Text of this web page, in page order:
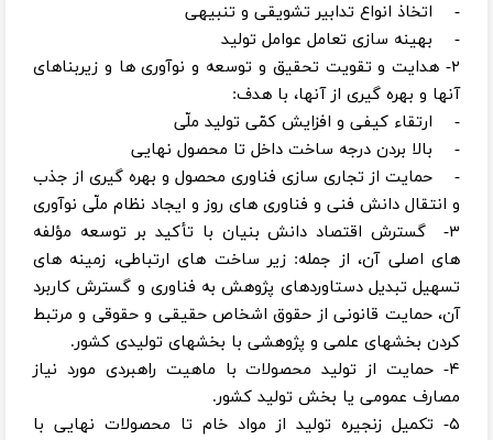
- اتخاذ انواع تدابیر تشویقی و تنبیهی
- بهینه سازی تعامل عوامل تولید
۲- هدایت و تقویت تحقیق و توسعه و نوآوری ‌ها و زیربناهای
آنها و بهره‌ گیری از آنها، با هدف:
- ارتقاء کیفی و افزایش کمّی تولید ملّی
- بالا بردن درجه ساخت داخل تا محصول نهایی
- حمایت از تجاری سازی فناوری محصول و بهره‌ گیری از جذب
و انتقال دانش فنی و فناوری‌ های روز و ایجاد نظام ملّی نوآوری
۳- گسترش اقتصاد دانش بنیان با تأکید بر توسعه مؤلفه‌
های اصلی آن، از جمله: زیر ساخت ‌های ارتباطی، زمینه‌ های
تسهیل تبدیل دستاوردهای پژوهش به فناوری و گسترش کاربرد
آن، حمایت قانونی از حقوق اشخاص حقیقی و حقوقی و مرتبط
کردن بخشهای علمی و پژوهشی با بخشهای تولیدی کشور.
۴- حمایت از تولید محصولات با ماهیت راهبردی مورد نیاز
مصارف عمومی یا بخش تولید کشور.
۵- تکمیل زنجیره تولید از مواد خام تا محصولات نهایی با